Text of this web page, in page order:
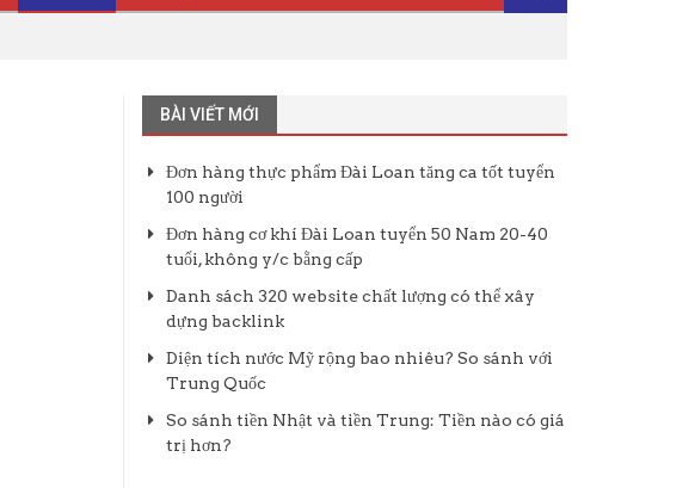
BÀI VIẾT MỚI
Đơn hàng thực phẩm Đài Loan tăng ca tốt tuyển
100 người
Đơn hàng cơ khí Đài Loan tuyển 50 Nam 20-40
tuổi, không y/c bằng cấp
Danh sách 320 website chất lượng có thể xây
dựng backlink
Diện tích nước Mỹ rộng bao nhiêu? So sánh với
Trung Quốc
So sánh tiền Nhật và tiền Trung: Tiền nào có giá
trị hơn?